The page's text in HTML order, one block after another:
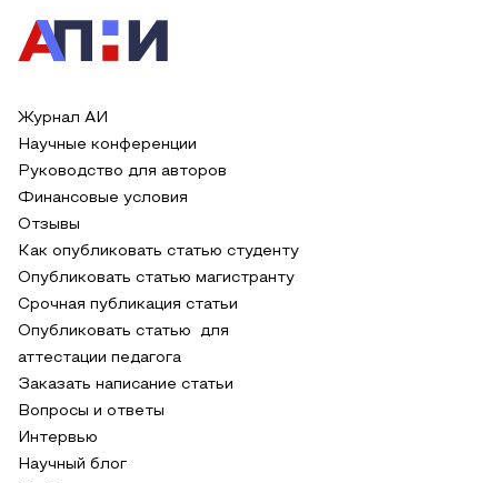
Журнал АИ
Научные конференции
Руководство для авторов
Финансовые условия
Отзывы
Как опубликовать статью студенту
Опубликовать статью магистранту
Срочная публикация статьи
Опубликовать статью для
аттестации педагога
Заказать написание статьи
Вопросы и ответы
Интервью
Научный блог